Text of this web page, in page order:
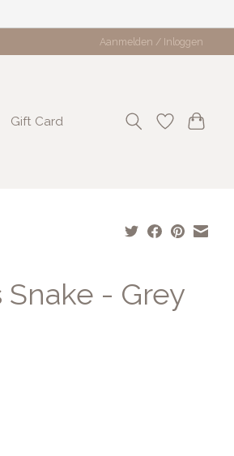
Aanmelden / Inloggen
Gift Card
- Grey
is